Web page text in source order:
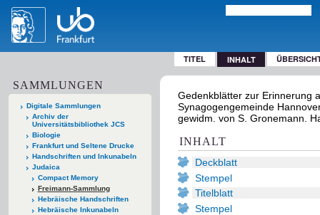
TITEL INHALT
SAMMLUNGEN
Digitale Sammlungen
Archiv der
Universitätsbibliothek JCS
Biologie
Frankfurt und Seltene Drucke
Handschriften und Inkunabeln
Judaica
Compact Memory
Freimann-Sammlung
Hebräische Handschriften
Hebräische Inkunabeln
Gedenkblätter zur Erinnerung
Synagogengemeinde
gewidm. von S. Gronemann.
INHALT
Deckblatt
Stempel
Titelblatt
Stempel